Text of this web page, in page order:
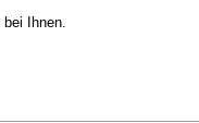
Ihnen.